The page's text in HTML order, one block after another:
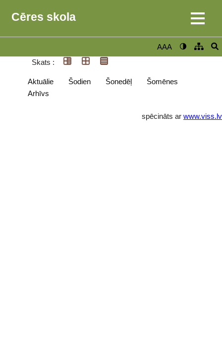
Cēres skola
AAA
Skats :
Aktuālie Šodien Šonedēļ
Šomēnes
Arhīvs
spēcināts ar www.viss.lv